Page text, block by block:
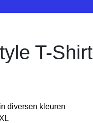
T-Shirt
diversen kleuren